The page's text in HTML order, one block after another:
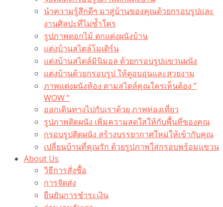
นำความรู้สึกดีๆ มาสู่บ้านของคุณด้วยกรอบรูปและ
งานศิลปะที่ไม่ซ้ำใคร
รูปภาพดอกไม้ ตกแต่งผนังบ้าน
แต่งบ้านสไตล์โมเดิร์น
แต่งบ้านสไตล์มินิมอล ด้วยกรอบรูปแขวนผนัง
แต่งบ้านด้วยกรอบรูป ให้ดูอบอุ่นและสวยงาม
ภาพแต่งผนังห้อง ตามสไตล์คุณใครเห็นต้อง ”
WOW “
ออกเดินทางไปกับเราด้วย ภาพท่องเที่ยว
รูปภาพติดผนัง เพิ่มความสดใสให้กับพื้นที่ของคุณ
กรอบรูปติดผนัง สร้างบรรยากาศใหม่ให้เข้ากับคุณ
เปลี่ยนบ้านที่คุณรัก ด้วยรูปภาพใส่กรอบพร้อมแขวน​
About Us
วิธีการสั่งซื้อ
การจัดส่ง
ยืนยันการชำระเงิน